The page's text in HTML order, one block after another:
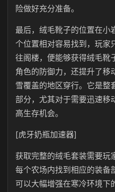
险做好充分准备。
最后，绒毛靴子的位置在小
个位置相对容易找到，玩家
往阁楼，便能够获得绒毛靴
角色的防御力，还提升了移
雪覆盖的地区穿行。它是整
部分，尤其对于需要迅速移
高生存机会。
[虎牙奶瓶加速器]
获取完整的绒毛套装需要玩
每个农场内找到相应的装备
可以大幅增强在寒冷环境下